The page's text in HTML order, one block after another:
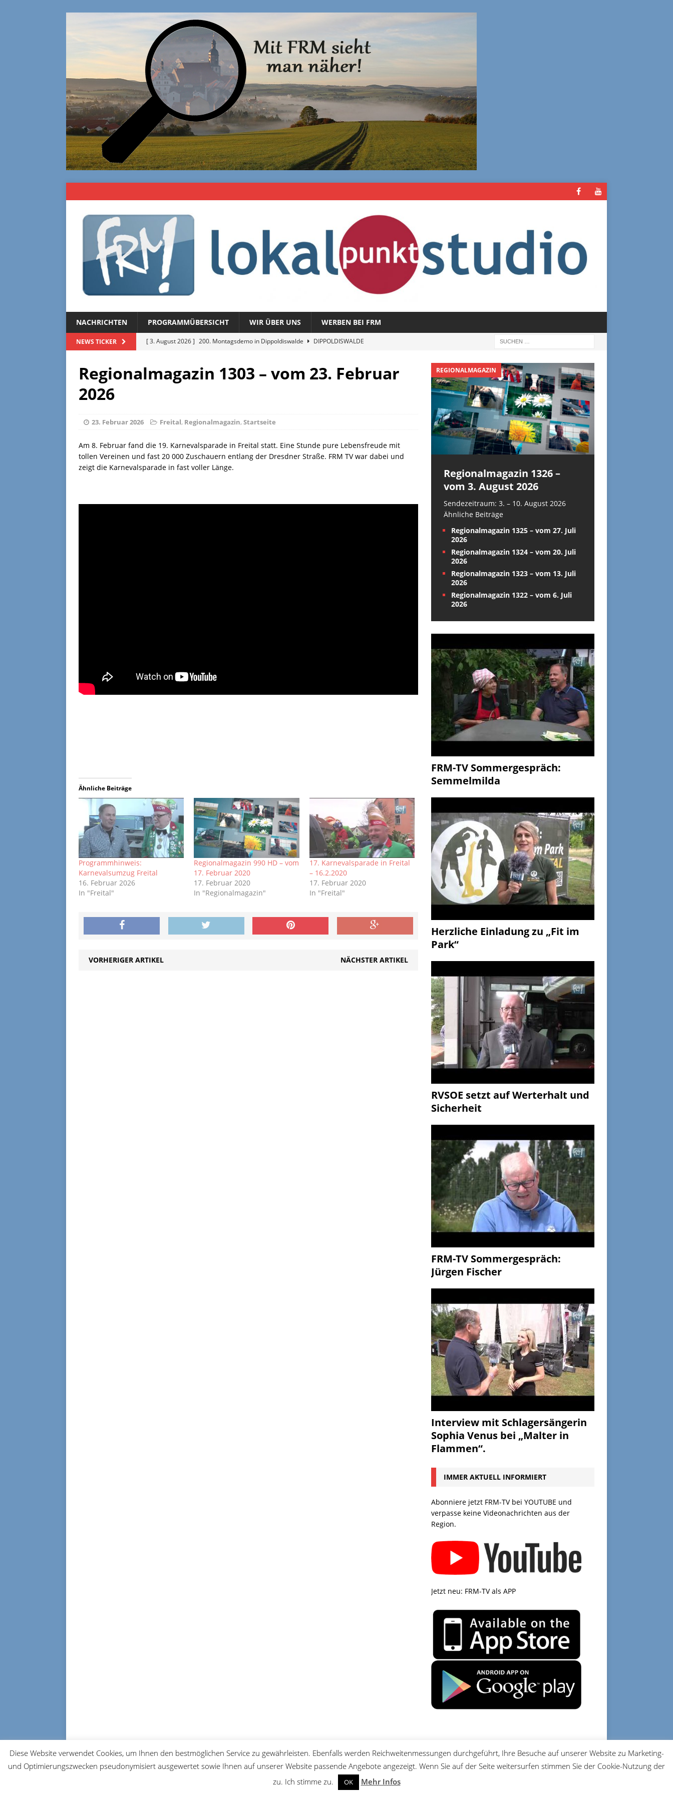
NACHRICHTEN PROGRAMMÜBERSICHT WIR ÜBER UNS WERBEN BEI FRM
NEWS TICKER [ 3. August 2026 ] 200. Montagsdemo in Dippoldiswalde
DIPPOLDISWALDE
[ 27. Juli 2026 ] Regionalmagazin 1325 – vom 27. Juli 2026
REGIONALMAGAZIN
Regionalmagazin 1303 – vom 23. Februar
2026
23. Februar 2026 Freital, Regionalmagazin, Startseite
Am 8. Februar fand die 19. Karnevalsparade in Freital statt. Eine Stunde pure Lebensfreude mit
tollen Vereinen und fast 20 000 Zuschauern entlang der Dresdner Straße. FRM TV war dabei und
zeigt die Karnevalsparade in fast voller Länge.
Ähnliche Beiträge
Programmhinweis:
Karnevalsumzug Freital
16. Februar 2026
In "Freital"
Regionalmagazin 990 HD – vom
17. Februar 2020
17. Februar 2020
In "Regionalmagazin"
17. Karnevalsparade in Freital
– 16.2.2020
17. Februar 2020
In "Freital"
VORHERIGER ARTIKEL NÄCHSTER ARTIKEL
REGIONALMAGAZIN
Regionalmagazin 1326 –
vom 3. August 2026
Sendezeitraum: 3. – 10. August 2026
Ähnliche Beiträge
Regionalmagazin 1325 – vom 27. Juli
2026
Regionalmagazin 1324 – vom 20. Juli
2026
Regionalmagazin 1323 – vom 13. Juli
2026
Regionalmagazin 1322 – vom 6. Juli
2026
FRM-TV Sommergespräch:
Semmelmilda
Herzliche Einladung zu „Fit im
Park“
RVSOE setzt auf Werterhalt und
Sicherheit
FRM-TV Sommergespräch:
Jürgen Fischer
Interview mit Schlagersängerin
Sophia Venus bei „Malter in
Flammen“.
IMMER AKTUELL INFORMIERT
Abonniere jetzt FRM-TV bei YOUTUBE und
verpasse keine Videonachrichten aus der
Region.
Jetzt neu: FRM-TV als APP
DATENSCHUTZ IMPRESSUM
© 2026 FRM-TV
Diese Website verwendet Cookies, um Ihnen den bestmöglichen Service zu gewährleisten. Ebenfalls werden Reichweitenmessungen durchgeführt, Ihre Besuche auf unserer Website zu Marketing-
und Optimierungszwecken pseudonymisiert ausgewertet sowie Ihnen auf unserer Website passende Angebote angezeigt. Wenn Sie auf der Seite weitersurfen stimmen Sie der Cookie-Nutzung der
zu. Ich stimme zu.
OK Mehr Infos